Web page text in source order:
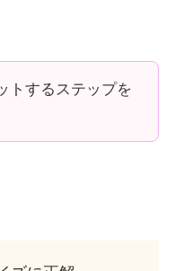
トするステップを